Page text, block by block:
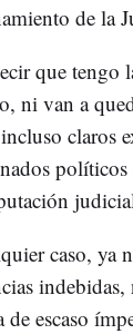
de la
que tengo
ni van a
claros
caso, ya
indebidas,
de escaso